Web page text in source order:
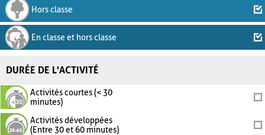
Hors classe
En classe et hors classe
DURÉE DE L'ACTIVITÉ
Activités courtes (< 30
minutes)
Activités développées
(Entre 30 et 60 minutes)